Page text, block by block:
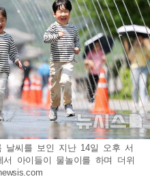
날씨를 보인 지난 14일 오후 서
아이들이 물놀이를 하며 더위